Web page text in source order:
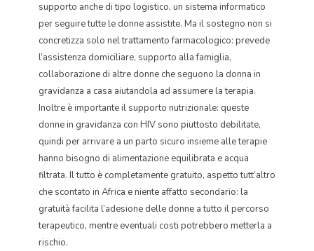
supporto anche di tipo logistico, un sistema informatico
per seguire tutte le donne assistite. Ma il sostegno non si
concretizza solo nel trattamento farmacologico: prevede
l’assistenza domiciliare, supporto alla famiglia,
collaborazione di altre donne che seguono la donna in
gravidanza a casa aiutandola ad assumere la terapia.
Inoltre è importante il supporto nutrizionale: queste
donne in gravidanza con HIV sono piuttosto debilitate,
quindi per arrivare a un parto sicuro insieme alle terapie
hanno bisogno di alimentazione equilibrata e acqua
filtrata. Il tutto è completamente gratuito, aspetto tutt’altro
che scontato in Africa e niente affatto secondario: la
gratuità facilita l’adesione delle donne a tutto il percorso
terapeutico, mentre eventuali costi potrebbero metterla a
rischio.